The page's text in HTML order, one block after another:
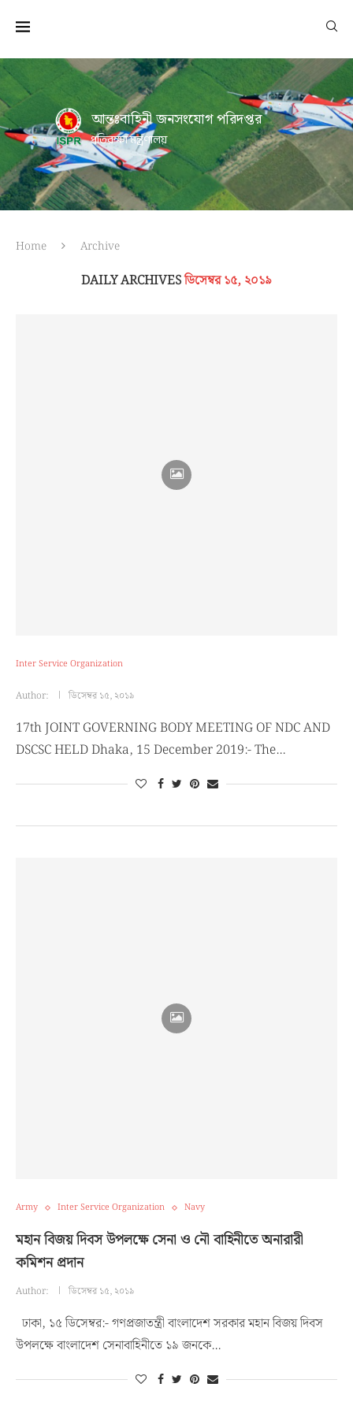
আন্তঃবাহিনী জনসংযোগ পরিদপ্তর
প্রতিরক্ষা মন্ত্রণালয়
Home Archive
DAILY ARCHIVESডিসেম্বর ১৫, ২০১৯
Inter Service Organization
Author: ডিসেম্বর ১৫, ২০১৯
17th JOINT GOVERNING BODY MEETING OF NDC AND
DSCSC HELD Dhaka, 15 December 2019:- The…
Army Inter Service Organization Navy
মহান বিজয় দিবস উপলক্ষে সেনা ও নৌ বাহিনীতে অনারারী
কমিশন প্রদান
Author: ডিসেম্বর ১৫, ২০১৯
ঢাকা, ১৫ ডিসেম্বর:- গণপ্রজাতন্ত্রী বাংলাদেশ সরকার মহান বিজয় দিবস
উপলক্ষে বাংলাদেশ সেনাবাহিনীতে ১৯ জনকে…